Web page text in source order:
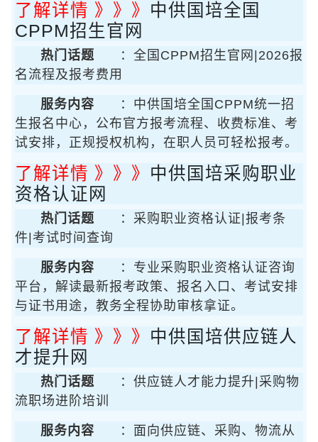
了解详情 》》》 中供国培全国
CPPM招生官网
热门话题
：全国CPPM招生官网|2026报
名流程及报考费用
服务内容
：中供国培全国CPPM统一招
生报名中心，公布官方报考流程、收费标准、考
试安排，正规授权机构，在职人员可轻松报考。
了解详情 》》》 中供国培采购职业
资格认证网
热门话题
：采购职业资格认证|报考条
件|考试时间查询
服务内容
：专业采购职业资格认证咨询
平台，解读最新报考政策、报名入口、考试安排
与证书用途，教务全程协助审核拿证。
了解详情 》》》 中供国培供应链人
才提升网
热门话题
：供应链人才能力提升|采购物
流职场进阶培训
服务内容
：面向供应链、采购、物流从